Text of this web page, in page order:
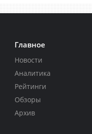
Главное
Новости
Аналитика
Рейтинги
Обзоры
Архив